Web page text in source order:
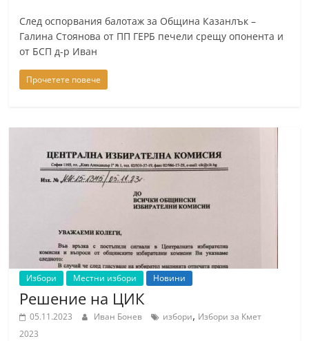
След оспорвания балотаж за Община Казанлък –
Галина Стоянова от ПП ГЕРБ печели срещу опонента и
от БСП д-р Иван
Прочетете повече
Избори Местни избори Новини
Решение на ЦИК
05.11.2023 Иван Бонев избори, Избори за Кмет
2023